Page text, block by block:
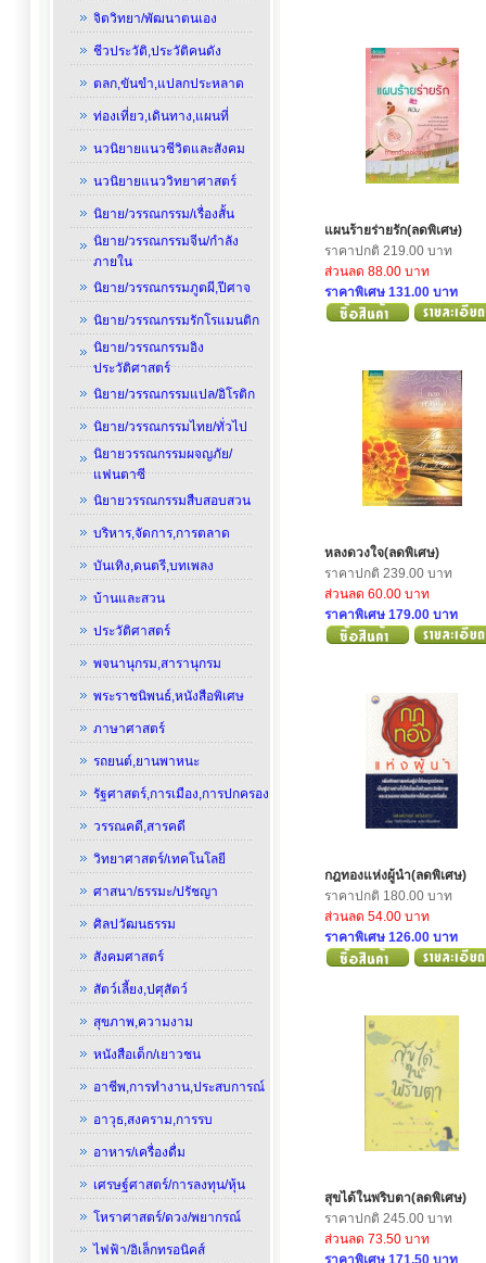
จิตวิทยา/พัฒนาตนเอง
ชีวประวัติ,ประวัติคนดัง
ตลก,ขันขำ,แปลกประหลาด
ท่องเที่ยว,เดินทาง,แผนที่
นวนิยายแนวชีวิตและสังคม
นวนิยายแนววิทยาศาสตร์
นิยาย/วรรณกรรม/เรื่องสั้น
นิยาย/วรรณกรรมจีน/กำลัง
ภายใน
นิยาย/วรรณกรรมภูตผี,ปีศาจ
นิยาย/วรรณกรรมรักโรแมนติก
นิยาย/วรรณกรรมอิง
ประวัติศาสตร์
นิยาย/วรรณกรรมแปล/อิโรติก
นิยาย/วรรณกรรมไทย/ทั่วไป
นิยายวรรณกรรมผจญภัย/
แฟนตาซี
นิยายวรรณกรรมสืบสอบสวน
บริหาร,จัดการ,การตลาด
บันเทิง,ดนตรี,บทเพลง
บ้านและสวน
ประวัติศาสตร์
พจนานุกรม,สารานุกรม
พระราชนิพนธ์,หนังสือพิเศษ
ภาษาศาสตร์
รถยนต์,ยานพาหนะ
รัฐศาสตร์,การเมือง,การปกครอง
วรรณคดี,สารคดี
วิทยาศาสตร์/เทคโนโลยี
ศาสนา/ธรรมะ/ปรัชญา
ศิลปวัฒนธรรม
สังคมศาสตร์
สัตว์เลี้ยง,ปศุสัตว์
สุขภาพ,ความงาม
หนังสือเด็ก/เยาวชน
อาชีพ,การทำงาน,ประสบการณ์
อาวุธ,สงคราม,การรบ
อาหาร/เครื่องดื่ม
เศรษฐ์ศาสตร์/การลงทุน/หุ้น
โหราศาสตร์/ดวง/พยากรณ์
ไฟฟ้า/อิเล็กทรอนิคส์
แผนร้ายร่ายรัก(ลดพิเศษ)
ราคาปกติ 219.00 บาท
ส่วนลด 88.00 บาท
ราคาพิเศษ 131.00 บาท
หลงดวงใจ(ลดพิเศษ)
ราคาปกติ 239.00 บาท
ส่วนลด 60.00 บาท
ราคาพิเศษ 179.00 บาท
กฎทองแห่งผู้นำ(ลดพิเศษ)
ราคาปกติ 180.00 บาท
ส่วนลด 54.00 บาท
ราคาพิเศษ 126.00 บาท
สุขได้ในพริบตา(ลดพิเศษ)
ราคาปกติ 245.00 บาท
ส่วนลด 73.50 บาท
ราคาพิเศษ 171.50 บาท